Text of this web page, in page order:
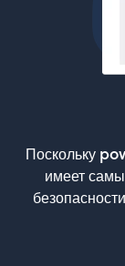
Поскольку
имеет